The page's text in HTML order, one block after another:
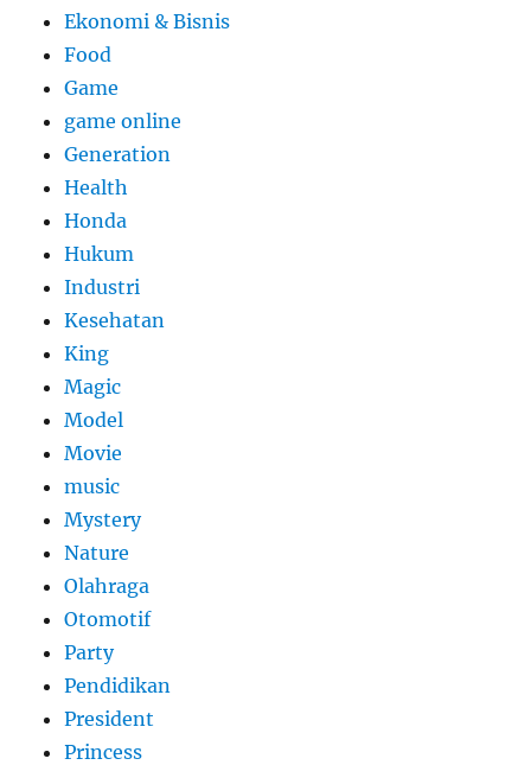
Ekonomi & Bisnis
Food
Game
game online
Generation
Health
Honda
Hukum
Industri
Kesehatan
King
Magic
Model
Movie
music
Mystery
Nature
Olahraga
Otomotif
Party
Pendidikan
President
Princess